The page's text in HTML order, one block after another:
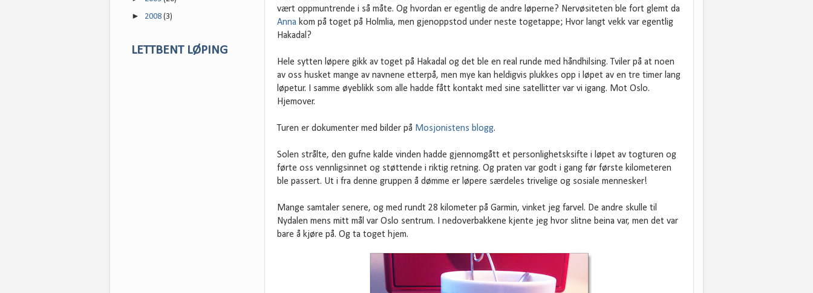
vært oppmuntrende i så måte. Og hvordan er egentlig de andre løperne? Nervøsiteten ble fort glemt da
Anna kom på toget på Holmlia, men gjenoppstod under neste togetappe; Hvor langt vekk var egentlig
Hakadal?
Hele sytten løpere gikk av toget på Hakadal og det ble en real runde med håndhilsing. Tviler på at noen
av oss husket mange av navnene etterpå, men mye kan heldigvis plukkes opp i løpet av en tre timer lang
løpetur. I samme øyeblikk som alle hadde fått kontakt med sine satellitter var vi igang. Mot Oslo.
Hjemover.
Turen er dokumenter med bilder på Mosjonistens blogg.
Solen strålte, den gufne kalde vinden hadde gjennomgått et personlighetsksifte i løpet av togturen og
førte oss vennligsinnet og støttende i riktig retning. Og praten var godt i gang før første kilometeren
ble passert. Ut i fra denne gruppen å dømme er løpere særdeles trivelige og sosiale mennesker!
Mange samtaler senere, og med rundt 28 kilometer på Garmin, vinket jeg farvel. De andre skulle til
Nydalen mens mitt mål var Oslo sentrum. I nedoverbakkene kjente jeg hvor slitne beina var, men det var
bare å kjøre på. Og ta toget hjem.
► 2008 (3)
LETTBENT LØPING